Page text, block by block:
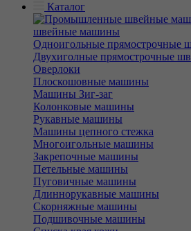
Каталог
швейные машины
Одноигольные прямострочные
Двухиголные прямострочные
Оверлоки
Плоскошовные машины
Машины Зиг-заг
Колонковые машины
Рукавные машины
Машины цепного стежка
Многоигольные машины
Закрепочные машины
Петельные машины
Пуговичные машины
Длиннорукавные машины
Скорняжные машины
Подшивочные машины